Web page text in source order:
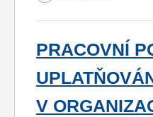
PRACOVNÍ
V